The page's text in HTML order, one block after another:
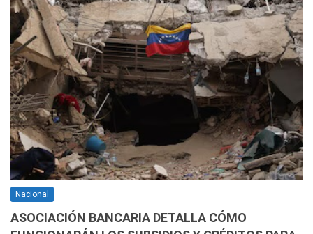
Nacional
ASOCIACIÓN BANCARIA DETALLA CÓMO